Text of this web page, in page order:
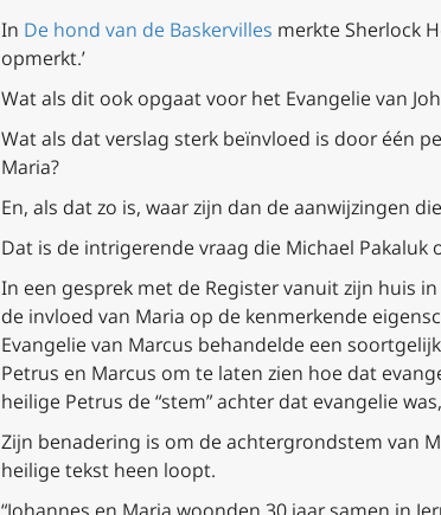
In De hond van de Baskervilles merkte Sherlock
opmerkt.’
Wat als dit ook opgaat voor het Evangelie van
Wat als dat verslag sterk beïnvloed is door één
Maria?
En, als dat zo is, waar zijn dan de aanwijzingen
Dat is de intrigerende vraag die Michael Pakaluk
In een gesprek met de Registervanuit zijn huis
de invloed van Maria op de kenmerkende
Evangelie van Marcus behandelde een
Petrus en Marcus om te laten zien hoe dat
heilige Petrus de “stem” achter dat evangelie
Zijn benadering is om de achtergrondstem van
heilige tekst heen loopt.